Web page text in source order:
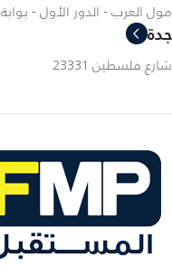
مول العرب - الدور الأول - بوابة 1
جدة
شارع فلسطين 23331